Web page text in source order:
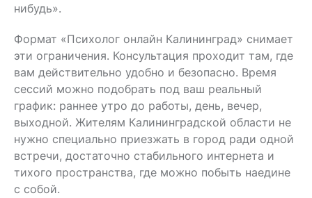
нибудь».
Формат «Психолог онлайн Калининград» снимает
эти ограничения. Консультация проходит там, где
вам действительно удобно и безопасно. Время
сессий можно подобрать под ваш реальный
график: раннее утро до работы, день, вечер,
выходной. Жителям Калининградской области не
нужно специально приезжать в город ради одной
встречи, достаточно стабильного интернета и
тихого пространства, где можно побыть наедине
с собой.